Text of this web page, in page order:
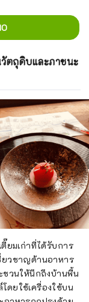
ตถุดิบและภาชนะ
ตี๊ยมเก่าที่ได้รับการ
ยวชาญด้านอาหาร
ชวนให้นึกถึงบ้านพื้น
ดยใช้เครื่องใช้บน